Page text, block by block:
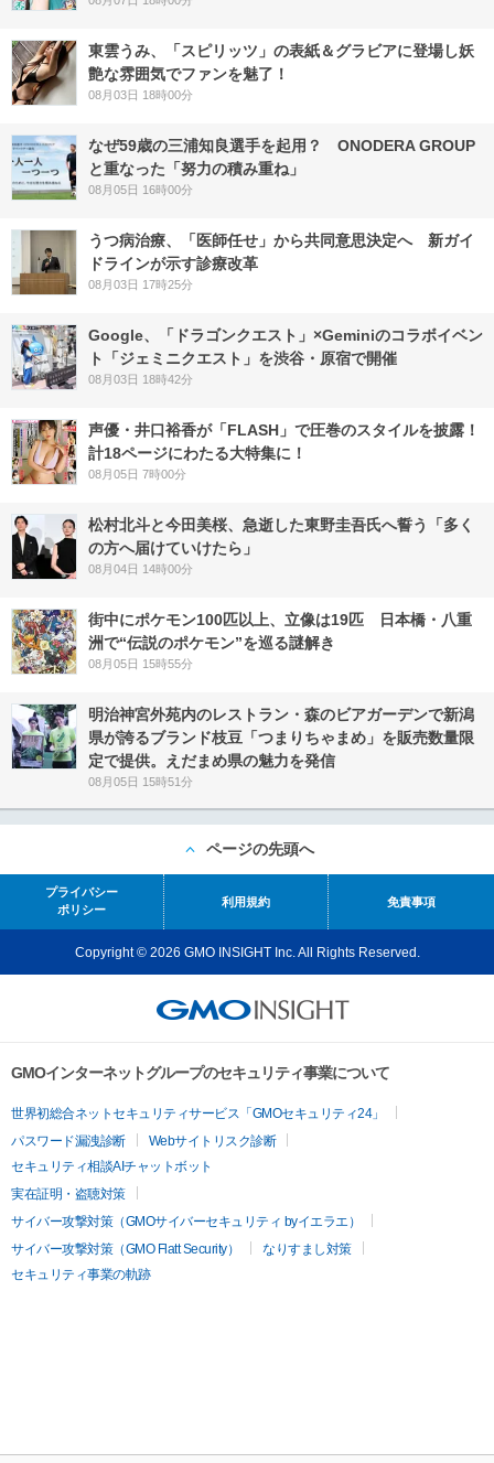
東雲うみ、「スピリッツ」の表紙＆グラビアに登場し妖
艶な雰囲気でファンを魅了！
08月03日 18時00分
なぜ59歳の三浦知良選手を起用？ ONODERA GROUP
と重なった「努力の積み重ね」
08月05日 16時00分
うつ病治療、「医師任せ」から共同意思決定へ 新ガイ
ドラインが示す診療改革
08月03日 17時25分
Google、「ドラゴンクエスト」×Geminiのコラボイベン
ト「ジェミニクエスト」を渋谷・原宿で開催
08月03日 18時42分
声優・井口裕香が「FLASH」で圧巻のスタイルを披露！
計18ページにわたる大特集に！
08月05日 7時00分
松村北斗と今田美桜、急逝した東野圭吾氏へ誓う「多く
の方へ届けていけたら」
08月04日 14時00分
街中にポケモン100匹以上、立像は19匹 日本橋・八重
洲で“伝説のポケモン”を巡る謎解き
08月05日 15時55分
明治神宮外苑内のレストラン・森のビアガーデンで新潟
県が誇るブランド枝豆「つまりちゃまめ」を販売数量限
定で提供。えだまめ県の魅力を発信
08月05日 15時51分
ページの先頭へ
プライバシー
ポリシー
利用規約 免責事項
Copyright © 2026 GMO INSIGHT Inc. All Rights Reserved.
GMOインターネットグループのセキュリティ事業について
世界初総合ネットセキュリティサービス「GMOセキュリティ24」
パスワード漏洩診断
Webサイトリスク診断
セキュリティ相談AIチャットボット
実在証明・盗聴対策
サイバー攻撃対策（GMOサイバーセキュリティ byイエラエ）
サイバー攻撃対策（GMO Flatt Security）
なりすまし対策
セキュリティ事業の軌跡